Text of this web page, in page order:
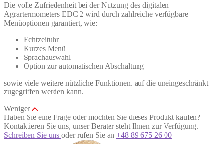
Die volle Zufriedenheit bei der Nutzung des digitalen
Agrartermometers EDC 2 wird durch zahlreiche verfügbare
Menüoptionen garantiert, wie:
Echtzeituhr
Kurzes Menü
Sprachauswahl
Option zur automatischen Abschaltung
sowie viele weitere nützliche Funktionen, auf die uneingeschränkt
zugegriffen werden kann.
Weniger
Haben Sie eine Frage oder möchten Sie dieses Produkt kaufen?
Kontaktieren Sie uns, unser Berater steht Ihnen zur Verfügung.
Schreiben Sie uns oder rufen Sie an +48 89 675 26 00